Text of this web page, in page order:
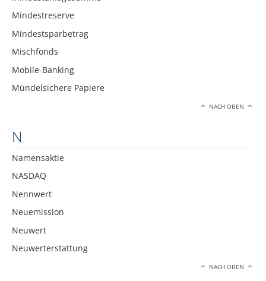
Mindestreserve
Mindestsparbetrag
Mischfonds
Mobile-Banking
Mündelsichere Papiere
NACH OBEN
N
Namensaktie
NASDAQ
Nennwert
Neuemission
Neuwert
Neuwerterstattung
NACH OBEN